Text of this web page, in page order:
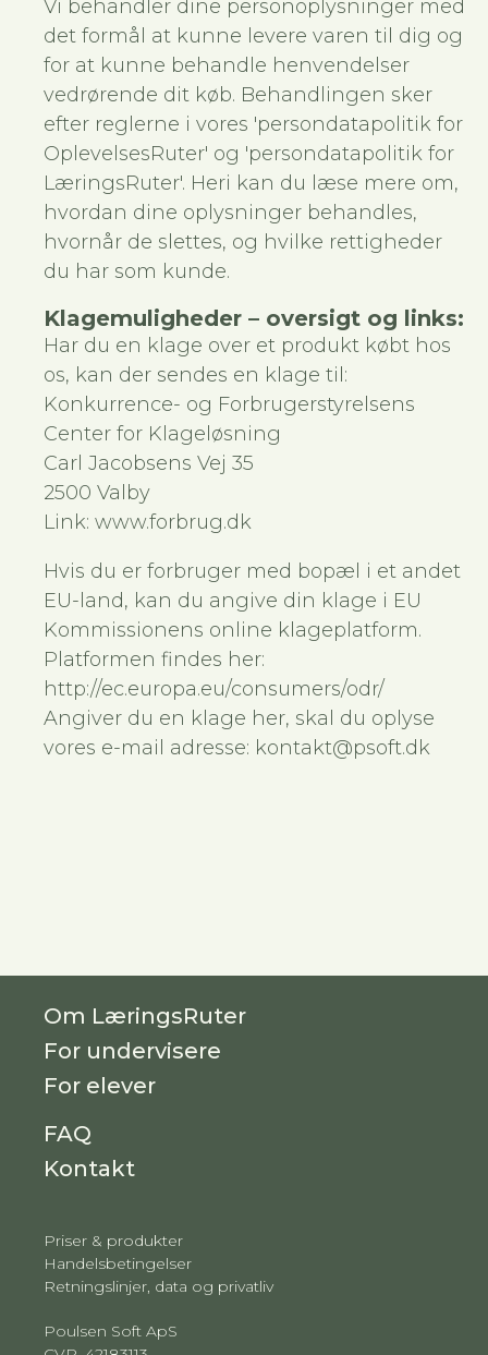
Vi behandler dine personoplysninger med
det formål at kunne levere varen til dig og
for at kunne behandle henvendelser
vedrørende dit køb. Behandlingen sker
efter reglerne i vores 'persondatapolitik for
OplevelsesRuter' og 'persondatapolitik for
LæringsRuter'. Heri kan du læse mere om,
hvordan dine oplysninger behandles,
hvornår de slettes, og hvilke rettigheder
du har som kunde.
Klagemuligheder – oversigt og links:
Har du en klage over et produkt købt hos
os, kan der sendes en klage til:
Konkurrence- og Forbrugerstyrelsens
Center for Klageløsning
Carl Jacobsens Vej 35
2500 Valby
Link: www.forbrug.dk
Hvis du er forbruger med bopæl i et andet
EU-land, kan du angive din klage i EU
Kommissionens online klageplatform.
Platformen findes her:
http://ec.europa.eu/consumers/odr/
Angiver du en klage her, skal du oplyse
vores e-mail adresse: kontakt@psoft.dk
Om LæringsRuter
For undervisere
For elever
FAQ
Kontakt
Priser & produkter
Handelsbetingelser
Retningslinjer, data og privatliv
Poulsen Soft ApS